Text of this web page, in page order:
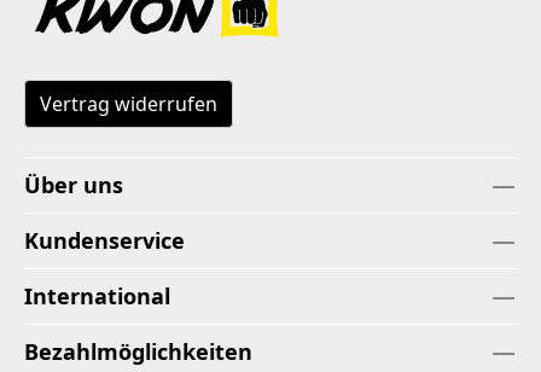
Vertrag widerrufen
Über uns
Kundenservice
International
Bezahlmöglichkeiten